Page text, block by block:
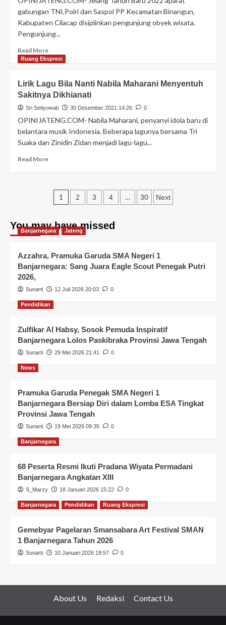
gabungan TNI,Polri dan Saspol PP Kecamatan Binangun,
Kabupaten Cilacap disiplinkan pengunjung obyek wisata.
Pengunjung...
Read More
Ruang Ekspresi
Lirik Lagu Bila Nanti Nabila Maharani Menyentuh
Sakitnya Dikhianati
Sri Setiyowati 30 Desember 2021 14:26 0
OPINIJATENG.COM- Nabila Maharani, penyanyi idola baru di
belantara musik Indonesia. Beberapa lagunya bersama Tri
Suaka dan Zinidin Zidan menjadi lagu-lagu...
Read More
1 2 3 4 … 30 Next
You may have missed
Banjarnegara Jateng
Azzahra, Pramuka Garuda SMA Negeri 1
Banjarnegara: Sang Juara Eagle Scout Penegak Putri
2026,
Sunarti 12 Juli 2026 20:03 0
Pendidikan
Zulfikar Al Habsy, Sosok Pemuda Inspiratif
Banjarnegara Lolos Paskibraka Provinsi Jawa Tengah
Sunarti 29 Mei 2026 21:41 0
News
Pramuka Garuda Penegak SMA Negeri 1
Banjarnegara Bersiap Diri dalam Lomba ESA Tingkat
Provinsi Jawa Tengah
Sunarti 19 Mei 2026 09:35 0
Banjarnegara
68 Peserta Resmi Ikuti Pradana Wiyata Permadani
Banjarnegara Angkatan XIII
S_Marzy 18 Januari 2026 15:22 0
Banjarnegara Pendidikan Ruang Ekspresi
Gemebyar Pagelaran Smansabara Art Festival SMAN
1 Banjarnegara Tahun 2026
Sunarti 10 Januari 2026 19:57 0
About Us Redaksi Contact Us